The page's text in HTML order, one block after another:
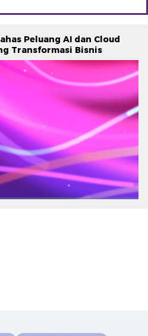
Peluang AI dan Cloud
Transformasi Bisnis